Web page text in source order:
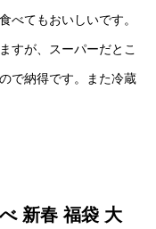
べてもおいしいです。
すが、スーパーだとこ
で納得です。また冷蔵
新春 福袋 大